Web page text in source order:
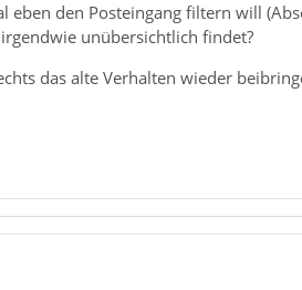
den Posteingang filtern will
unübersichtlich findet?
das alte Verhalten wieder